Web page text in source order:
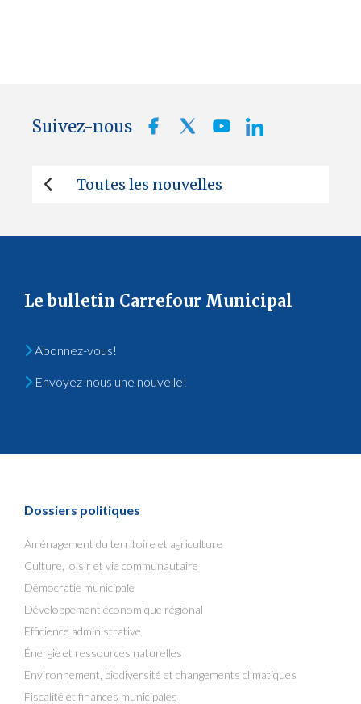
Suivez-nous
Toutes les nouvelles
Le bulletin Carrefour Municipal
Abonnez-vous!
Envoyez-nous une nouvelle!
Dossiers politiques
Aménagement du territoire et agriculture
Culture, loisir et vie communautaire
Démocratie municipale
Développement économique régional
Efficience administrative
Énergie et ressources naturelles
Environnement, biodiversité et changements climatiques
Fiscalité et finances municipales